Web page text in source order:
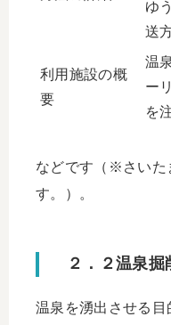
ゆ
送
利用施設の概
要
温
ー
を
などです（※さいた
す。）。
２．２温泉掘
温泉を湧出させる